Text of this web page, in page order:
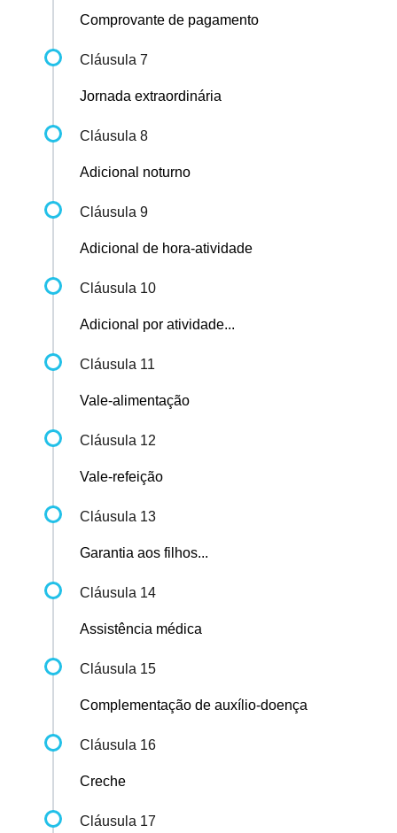
Comprovante de pagamento
Cláusula 7
Jornada extraordinária
Cláusula 8
Adicional noturno
Cláusula 9
Adicional de hora-atividade
Cláusula 10
Adicional por atividade...
Cláusula 11
Vale-alimentação
Cláusula 12
Vale-refeição
Cláusula 13
Garantia aos filhos...
Cláusula 14
Assistência médica
Cláusula 15
Complementação de auxílio-doença
Cláusula 16
Creche
Cláusula 17